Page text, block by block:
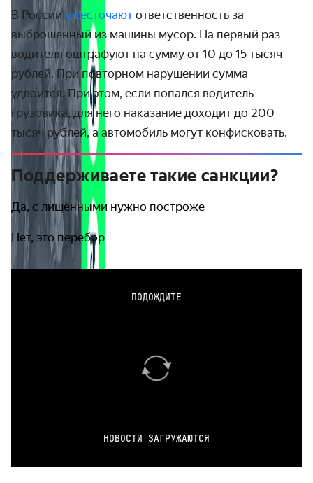
В Россииужесточают ответственность за
выброшенный из машины мусор. На первый раз
водителя оштрафуют на сумму от 10 до 15 тысяч
рублей. При повторном нарушении сумма
удвоится. При этом, если попался водитель
грузовика, для него наказание доходит до 200
тысяч рублей, а автомобиль могут конфисковать.
Поддерживаете такие санкции?
Да, с лишёнными нужно построже
Нет, это перебор
ПОДОЖДИТЕ
НОВОСТИ ЗАГРУЖАЮТСЯ